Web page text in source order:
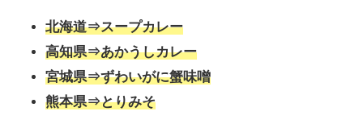
北海道⇒スープカレー
高知県⇒あかうしカレー
宮城県⇒ずわいがに蟹味噌
熊本県⇒とりみそ